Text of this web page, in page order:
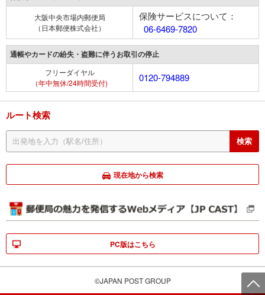
大阪中央市場内郵便局
（日本郵便株式会社）
保険サービスについて：
06-6469-7820
通帳やカードの紛失・盗難に伴うお取引の停止
フリーダイヤル
（年中無休/24時間受付)
0120-794889
ルート検索
現在地から検索
PC版はこちら
©JAPAN POST GROUP